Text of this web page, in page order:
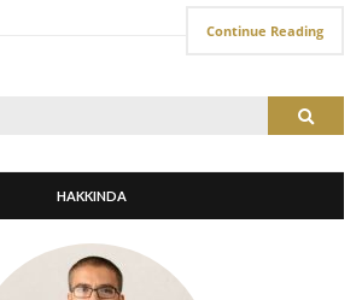
Continue Reading
Search
HAKKINDA